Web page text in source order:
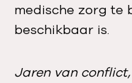
medische zorg te
beschikbaar is.
Jaren van